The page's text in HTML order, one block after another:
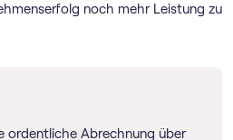
noch mehr Leistung zu
ordentliche Abrechnung über